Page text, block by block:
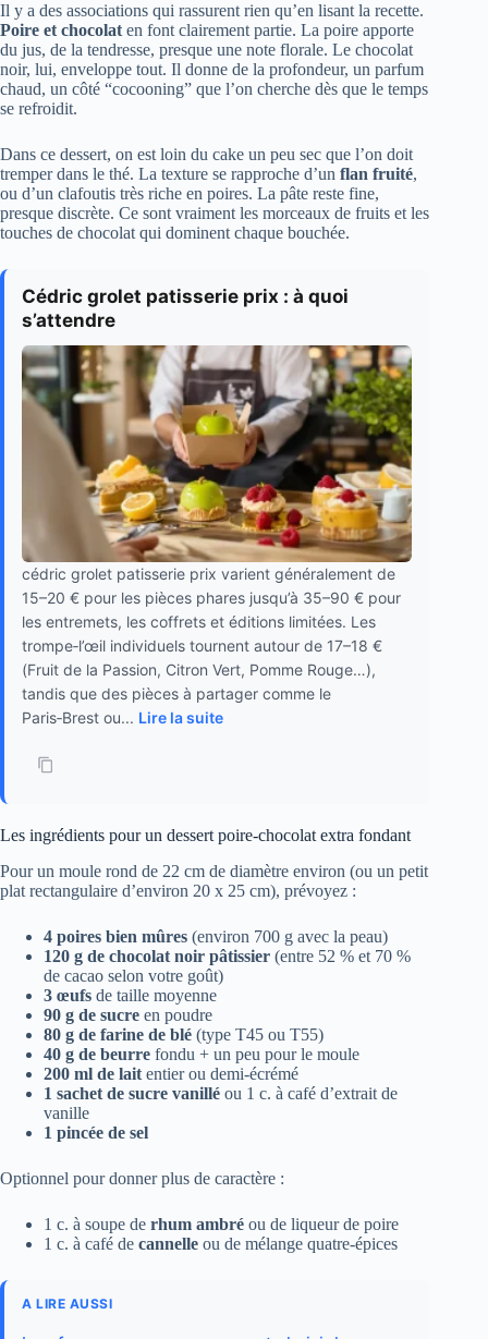
Il y a des associations qui rassurent rien qu’en lisant la recette.
Poire et chocolat en font clairement partie. La poire apporte
du jus, de la tendresse, presque une note florale. Le chocolat
noir, lui, enveloppe tout. Il donne de la profondeur, un parfum
chaud, un côté “cocooning” que l’on cherche dès que le temps
se refroidit.
Dans ce dessert, on est loin du cake un peu sec que l’on doit
tremper dans le thé. La texture se rapproche d’un flan fruité,
ou d’un clafoutis très riche en poires. La pâte reste fine,
presque discrète. Ce sont vraiment les morceaux de fruits et les
touches de chocolat qui dominent chaque bouchée.
Cédric grolet patisserie prix : à quoi
s’attendre
cédric grolet patisserie prix varient généralement de
15–20 € pour les pièces phares jusqu’à 35–90 € pour
les entremets, les coffrets et éditions limitées. Les
trompe‑l’œil individuels tournent autour de 17–18 €
(Fruit de la Passion, Citron Vert, Pomme Rouge…),
tandis que des pièces à partager comme le
Paris‑Brest ou... Lire la suite
Les ingrédients pour un dessert poire-chocolat extra fondant
Pour un moule rond de 22 cm de diamètre environ (ou un petit
plat rectangulaire d’environ 20 x 25 cm), prévoyez :
4 poires bien mûres (environ 700 g avec la peau)
120 g de chocolat noir pâtissier (entre 52 % et 70 %
de cacao selon votre goût)
3 œufs de taille moyenne
90 g de sucre en poudre
80 g de farine de blé (type T45 ou T55)
40 g de beurre fondu + un peu pour le moule
200 ml de lait entier ou demi-écrémé
1 sachet de sucre vanillé ou 1 c. à café d’extrait de
vanille
1 pincée de sel
Optionnel pour donner plus de caractère :
1 c. à soupe de rhum ambré ou de liqueur de poire
1 c. à café de cannelle ou de mélange quatre-épices
A LIRE AUSSI